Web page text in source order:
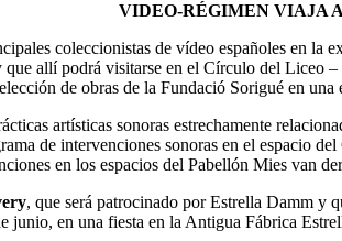
VIDEO-RÉGIMEN VIAJA
coleccionistas de vídeo españoles en la
que allí podrá visitarse en el Círculo del Liceo
de obras de la Fundació Sorigué en
artísticas sonoras estrechamente
de intervenciones sonoras en el espacio
en los espacios del Pabellón Mies van
, que será patrocinado por Estrella Damm y
en una fiesta en la Antigua Fábrica